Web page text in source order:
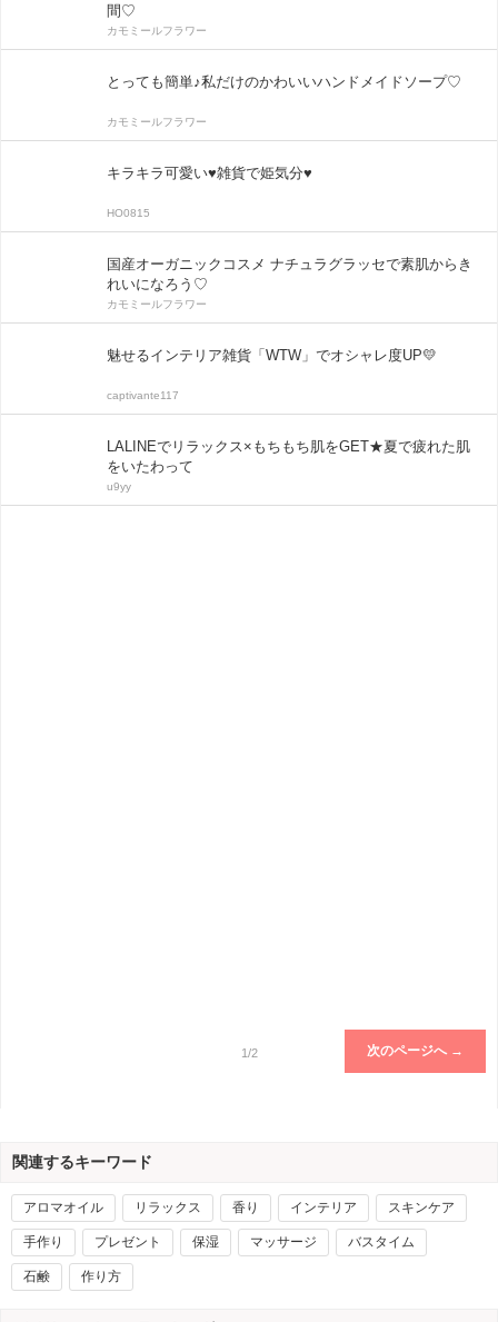
間♡
カモミールフラワー
とっても簡単♪私だけのかわいいハンドメイドソープ♡
カモミールフラワー
キラキラ可愛い♥雑貨で姫気分♥
HO0815
国産オーガニックコスメ ナチュラグラッセで素肌からき
れいになろう♡
カモミールフラワー
魅せるインテリア雑貨「WTW」でオシャレ度UP💛
captivante117
LALINEでリラックス×もちもち肌をGET★夏で疲れた肌
をいたわって
u9yy
1/2 次のページへ →
関連するキーワード
アロマオイル リラックス 香り インテリア スキンケア
手作り プレゼント 保湿 マッサージ バスタイム
石鹸 作り方